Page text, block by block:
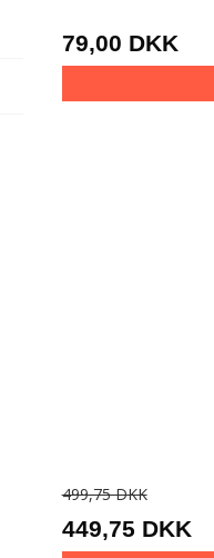
79,00 DKK
499,75 DKK
449,75 DKK